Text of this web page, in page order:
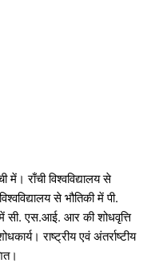
राँची विश्वविद्यालय से
से भौतिकी में पी.
में सी. एस.आई. आर की शोधवृत्ति
राष्ट्रीय एवं अंतर्राष्टीय